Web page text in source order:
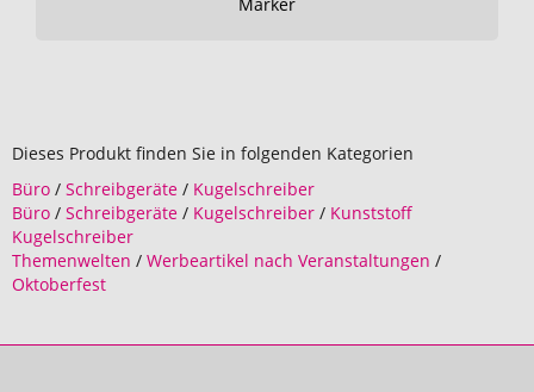
Dieses Produkt finden Sie in folgenden Kategorien
Büro / Schreibgeräte / Kugelschreiber
Büro / Schreibgeräte / Kugelschreiber / Kunststoff
Kugelschreiber
Themenwelten / Werbeartikel nach Veranstaltungen /
Oktoberfest